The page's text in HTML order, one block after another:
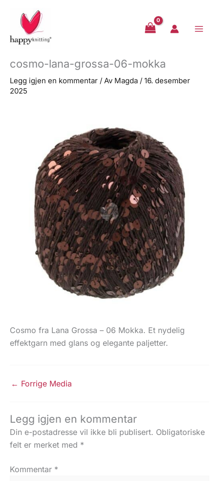
innholdet
cosmo-lana-grossa-06-mokka
Legg igjen en kommentar / Av Magda / 16. desember
2025
Cosmo fra Lana Grossa – 06 Mokka. Et nydelig
effektgarn med glans og elegante paljetter.
← Forrige Media
Legg igjen en kommentar
Din e-postadresse vil ikke bli publisert. Obligatoriske
felt er merket med *
Kommentar *